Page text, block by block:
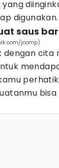
digunakan.
saus
jcomp)
dengan